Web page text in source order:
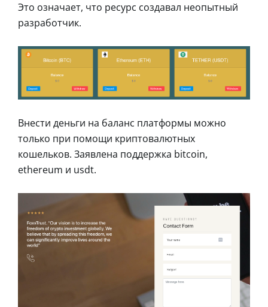
Это означает, что ресурс создавал неопытный
разработчик.
Внести деньги на баланс платформы можно
только при помощи криптовалютных
кошельков. Заявлена поддержка bitcoin,
ethereum и usdt.